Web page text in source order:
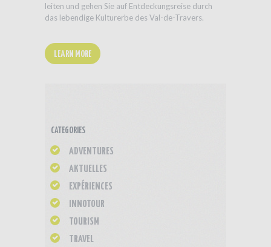
leiten und gehen Sie auf Entdeckungsreise durch
das lebendige Kulturerbe des Val-de-Travers.
LEARN MORE
CATEGORIES
ADVENTURES
AKTUELLES
EXPÉRIENCES
INNOTOUR
TOURISM
TRAVEL